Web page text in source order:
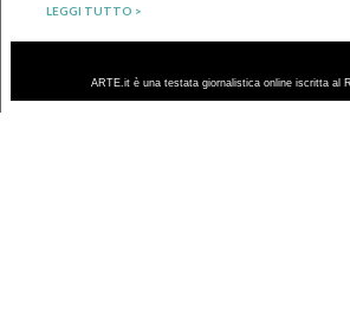
LEGGI TUTTO >
ARTE.it è una testata giornalistica online iscritta al